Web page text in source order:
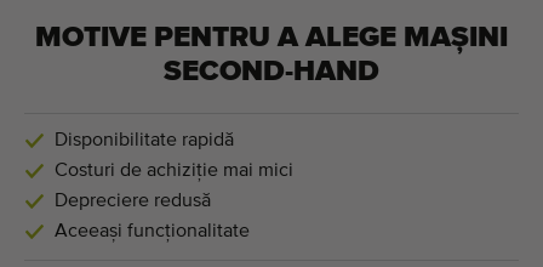
MOTIVE PENTRU A ALEGE MAȘINI
SECOND-HAND
Disponibilitate rapidă
Costuri de achiziție mai mici
Depreciere redusă
Aceeași funcționalitate